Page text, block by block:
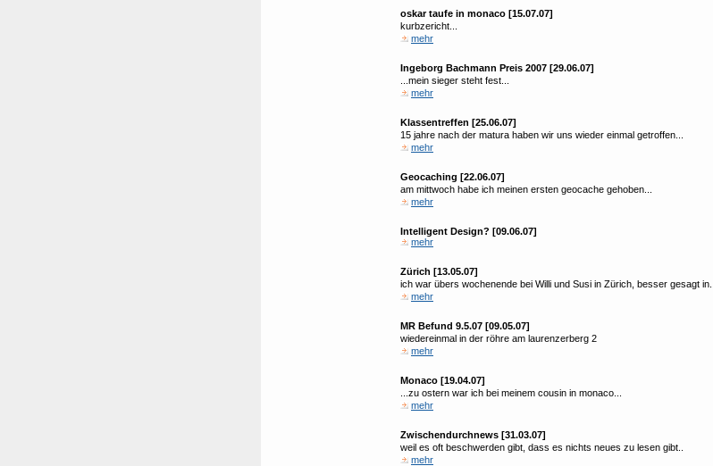
oskar taufe in monaco [15.07.07]
kurbzericht...
mehr
Ingeborg Bachmann Preis 2007 [29.06.07]
...mein sieger steht fest...
mehr
Klassentreffen [25.06.07]
15 jahre nach der matura haben wir uns wieder einmal getroffen...
mehr
Geocaching [22.06.07]
am mittwoch habe ich meinen ersten geocache gehoben...
mehr
Intelligent Design? [09.06.07]
mehr
Zürich [13.05.07]
ich war übers wochenende bei Willi und Susi in Zürich, besser gesagt in...
mehr
MR Befund 9.5.07 [09.05.07]
wiedereinmal in der röhre am laurenzerberg 2
mehr
Monaco [19.04.07]
...zu ostern war ich bei meinem cousin in monaco...
mehr
Zwischendurchnews [31.03.07]
weil es oft beschwerden gibt, dass es nichts neues zu lesen gibt..
mehr